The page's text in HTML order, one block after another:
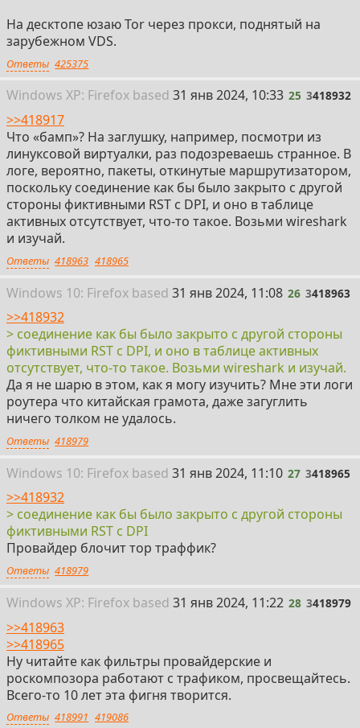
На десктопе юзаю Tor через прокси, поднятый на
зарубежном VDS.
Ответы 425375
Windows XP: Firefox based 25
31 янв 2024, 10:33 25 3418932
>>418917
Что «бамп»? На заглушку, например, посмотри из
линуксовой виртуалки, раз подозреваешь странное. В
логе, вероятно, пакеты, откинутые маршрутизатором,
поскольку соединение как бы было закрыто с другой
стороны фиктивными RST с DPI, и оно в таблице
активных отсутствует, что-то такое. Возьми wireshark
и изучай.
Ответы 418963 418965
Windows 10: Firefox based 26
31 янв 2024, 11:08 26 3418963
>>418932
> соединение как бы было закрыто с другой стороны
фиктивными RST с DPI, и оно в таблице активных
отсутствует, что-то такое. Возьми wireshark и изучай.
Да я не шарю в этом, как я могу изучить? Мне эти логи
роутера что китайская грамота, даже загуглить
ничего толком не удалось.
Ответы 418979
Windows 10: Firefox based 27
31 янв 2024, 11:10 27 3418965
>>418932
> соединение как бы было закрыто с другой стороны
фиктивными RST с DPI
Провайдер блочит тор траффик?
Ответы 418979
Windows XP: Firefox based 28
31 янв 2024, 11:22 28 3418979
>>418963
>>418965
Ну читайте как фильтры провайдерские и
роскомпозора работают с трафиком, просвещайтесь.
Всего-то 10 лет эта фигня творится.
Ответы 418991 419086